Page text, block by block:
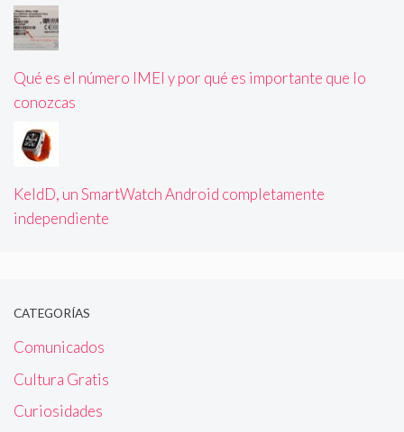
Qué es el número IMEI y por qué es importante que lo
conozcas
KeldD, un SmartWatch Android completamente
independiente
CATEGORÍAS
Comunicados
Cultura Gratis
Curiosidades